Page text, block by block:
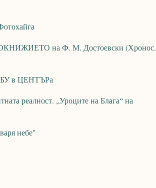
на Ф. М. Достоевски (Хронос.
в ЦЕНТЪРа
реалност. „Уроците на Блага“ на
небе"